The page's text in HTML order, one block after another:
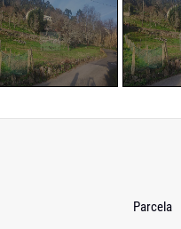
Parcela